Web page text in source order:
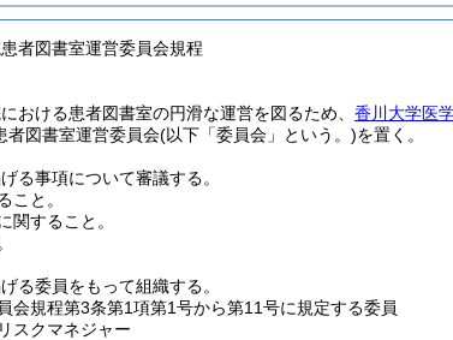
者図書室運営委員会規程
おける患者図書室の円滑な運営を図るため、 香川大学医
者図書室運営委員会(以下「委員会」という。)を置く。
る事項について審議する。
こと。
関すること。
る委員をもって組織する。
会規程第3条第1項第1号から第11号に規定する委員
スクマネジャー